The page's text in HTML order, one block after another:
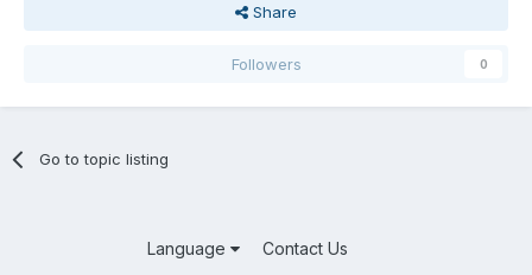
Share
Followers 0
Go to topic listing
Language Contact Us